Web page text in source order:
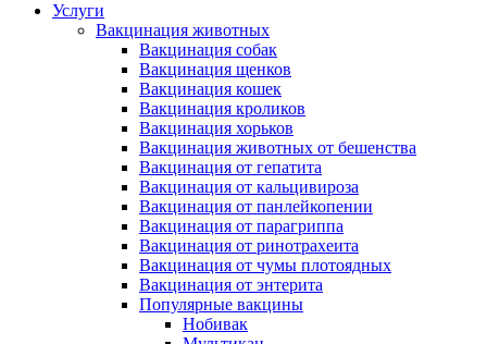
Услуги
Вакцинация животных
Вакцинация собак
Вакцинация щенков
Вакцинация кошек
Вакцинация кроликов
Вакцинация хорьков
Вакцинация животных от бешенства
Вакцинация от гепатита
Вакцинация от кальцивироза
Вакцинация от панлейкопении
Вакцинация от парагриппа
Вакцинация от ринотрахеита
Вакцинация от чумы плотоядных
Вакцинация от энтерита
Популярные вакцины
Нобивак